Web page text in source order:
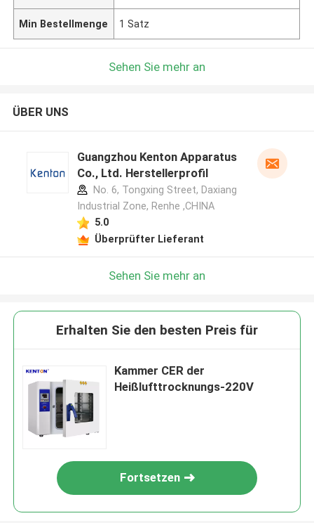
Min Bestellmenge 1 Satz
Sehen Sie mehr an
ÜBER UNS
Guangzhou Kenton Apparatus
Co., Ltd. Herstellerprofil
No. 6, Tongxing Street, Daxiang
Industrial Zone, Renhe ,CHINA
5.0
Überprüfter Lieferant
Sehen Sie mehr an
Erhalten Sie den besten Preis für
Kammer CER der
Heißlufttrocknungs-220V
Fortsetzen